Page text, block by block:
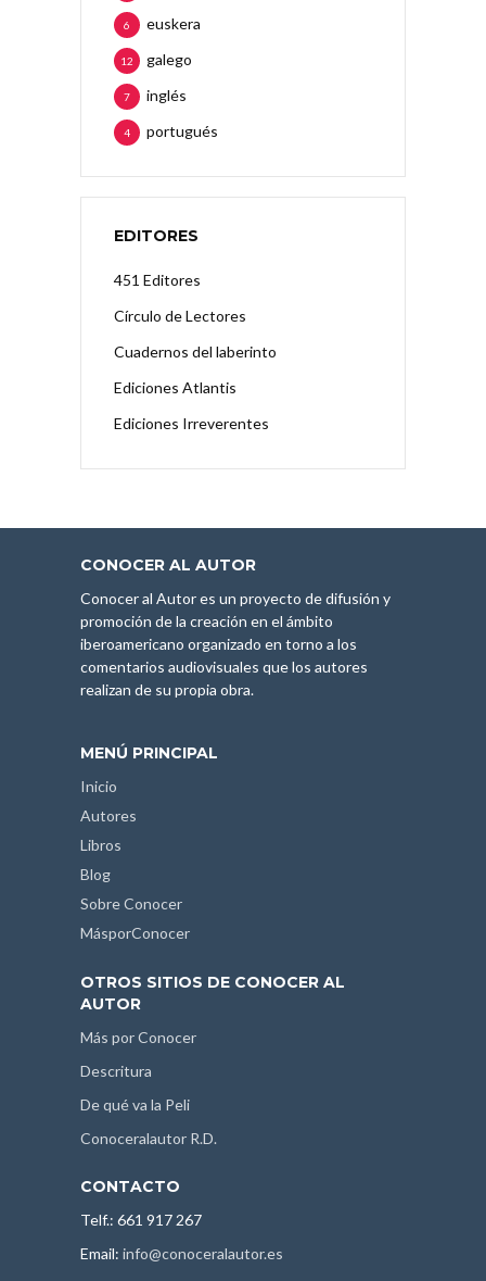
euskera
6
galego
12
inglés
7
portugués
4
EDITORES
451 Editores
Círculo de Lectores
Cuadernos del laberinto
Ediciones Atlantis
Ediciones Irreverentes
CONOCER AL AUTOR
Conocer al Autor es un proyecto de difusión y
promoción de la creación en el ámbito
iberoamericano organizado en torno a los
comentarios audiovisuales que los autores
realizan de su propia obra.
MENÚ PRINCIPAL
Inicio
Autores
Libros
Blog
Sobre Conocer
MásporConocer
OTROS SITIOS DE CONOCER AL
AUTOR
Más por Conocer
Descritura
De qué va la Peli
Conoceralautor R.D.
CONTACTO
Telf.: 661 917 267
Email: info@conoceralautor.es